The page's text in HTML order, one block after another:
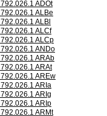
792.026.1 ADOt
792.026.1 ALBe
792.026.1 ALBl
792.026.1 ALCf
792.026.1 ALCp
792.026.1 ANDo
792.026.1 ARAb
792.026.1 ARAt
792.026.1 AREw
792.026.1 ARIa
792.026.1 ARIg
792.026.1 ARIp
792.026.1 ARMt